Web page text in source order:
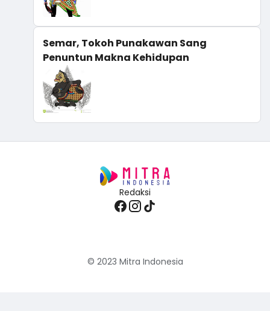
Semar, Tokoh Punakawan Sang
Penuntun Makna Kehidupan
Redaksi
© 2023 Mitra Indonesia